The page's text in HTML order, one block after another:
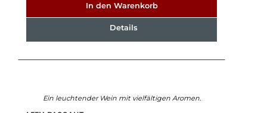
In den Warenkorb
Details
Ein leuchtender Wein mit vielfältigen Aromen.